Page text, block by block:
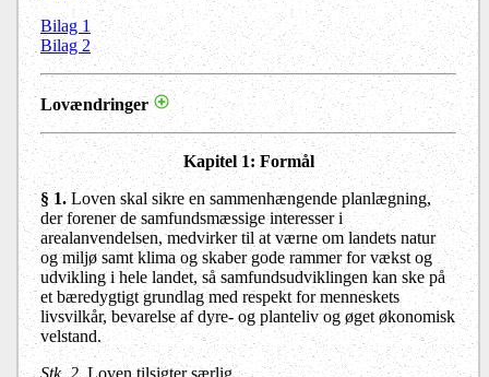
Bilag 1
Bilag 2
Lovændringer
Kapitel 1: Formål
§ 1.Loven skal sikre en sammenhængende planlægning,
der forener de samfundsmæssige interesser i
arealanvendelsen, medvirker til at værne om landets natur
og miljø samt klima og skaber gode rammer for vækst og
udvikling i hele landet, så samfundsudviklingen kan ske på
et bæredygtigt grundlag med respekt for menneskets
livsvilkår, bevarelse af dyre- og planteliv og øget økonomisk
velstand.
Stk. 2. Loven tilsigter særlig,